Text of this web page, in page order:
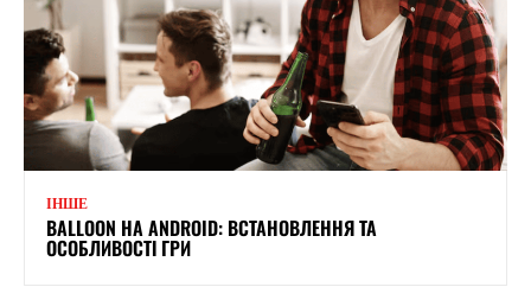
ІНШЕ
BALLOON НА ANDROID: ВСТАНОВЛЕННЯ ТА
ОСОБЛИВОСТІ ГРИ